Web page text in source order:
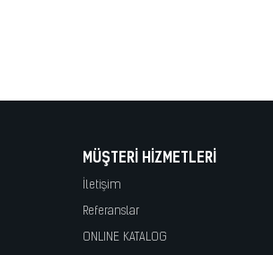
MÜŞTERI HIZMETLERI
İletişim
Referanslar
ONLINE KATALOG